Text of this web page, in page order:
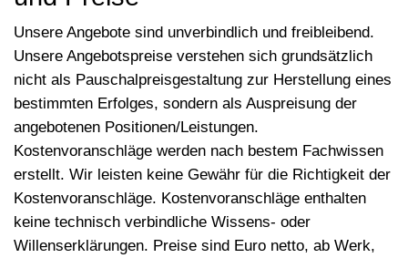
Unsere Angebote sind unverbindlich und freibleibend.
Unsere Angebotspreise verstehen sich grundsätzlich
nicht als Pauschalpreisgestaltung zur Herstellung eines
bestimmten Erfolges, sondern als Auspreisung der
angebotenen Positionen/Leistungen.
Kostenvoranschläge werden nach bestem Fachwissen
erstellt. Wir leisten keine Gewähr für die Richtigkeit der
Kostenvoranschläge. Kostenvoranschläge enthalten
keine technisch verbindliche Wissens- oder
Willenserklärungen. Preise sind Euro netto, ab Werk,